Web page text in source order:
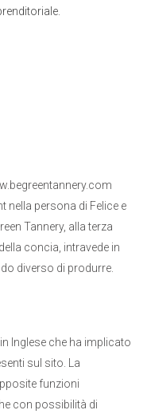
nella persona di Felice e
Tannery, alla terza
concia, intravede in
diverso di produrre.
Inglese che ha implicato
sul sito. La
funzioni
con possibilità di